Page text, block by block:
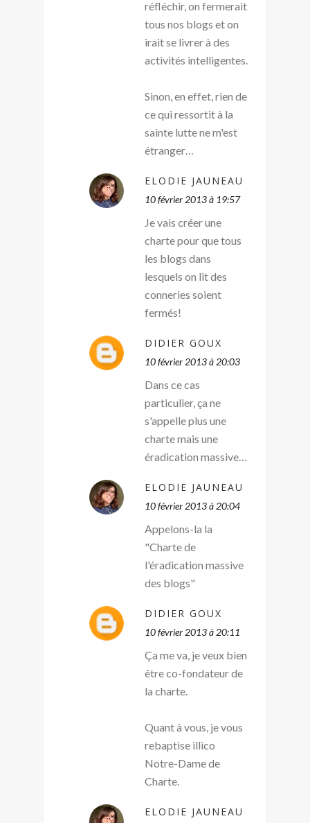
réfléchir, on fermerait
tous nos blogs et on
irait se livrer à des
activités intelligentes.
Sinon, en effet, rien de
ce qui ressortit à la
sainte lutte ne m'est
étranger…
ELODIE JAUNEAU
10 février 2013 à 19:57
Je vais créer une
charte pour que tous
les blogs dans
lesquels on lit des
conneries soient
fermés!
DIDIER GOUX
10 février 2013 à 20:03
Dans ce cas
particulier, ça ne
s'appelle plus une
charte mais une
éradication massive…
ELODIE JAUNEAU
10 février 2013 à 20:04
Appelons-la la
"Charte de
l'éradication massive
des blogs"
DIDIER GOUX
10 février 2013 à 20:11
Ça me va, je veux bien
être co-fondateur de
la charte.
Quant à vous, je vous
rebaptise illico
Notre-Dame de
Charte.
ELODIE JAUNEAU